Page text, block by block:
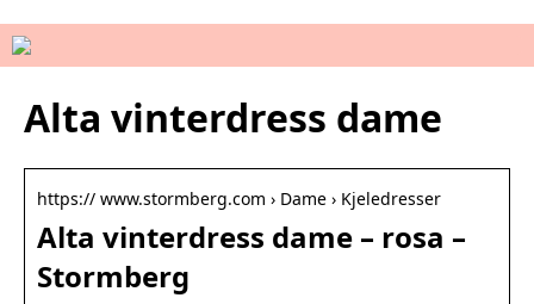
Alta vinterdress dame
https:// www.stormberg.com › Dame › Kjeledresser
Alta vinterdress dame – rosa –
Stormberg